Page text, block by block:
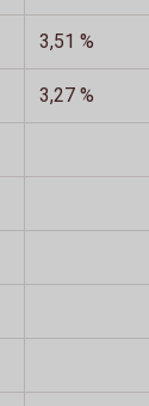
3,51 %
3,27 %